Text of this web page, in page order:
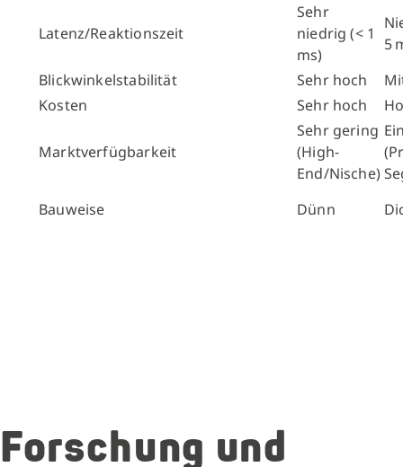
Latenz/Reaktionszeit
Sehr
niedrig (< 1
ms)
5
Blickwinkelstabilität
Sehr hoch
Kosten
Sehr hoch
Marktverfügbarkeit
Sehr gering
(High-
End/Nische)
Bauweise
Dünn
Forschung und